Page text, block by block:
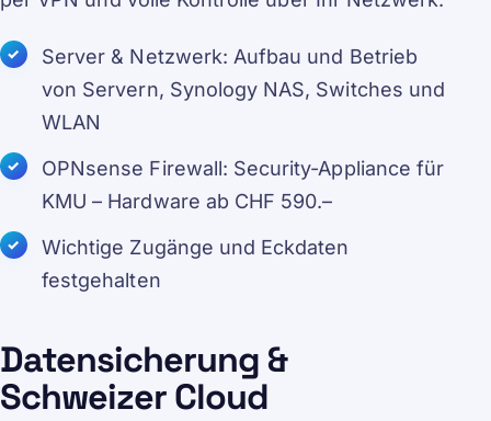
Server & Netzwerk: Aufbau und Betrieb
von Servern, Synology NAS, Switches und
WLAN
OPNsense Firewall: Security-Appliance für
KMU – Hardware ab CHF 590.–
Wichtige Zugänge und Eckdaten
festgehalten
Datensicherung &
Schweizer Cloud